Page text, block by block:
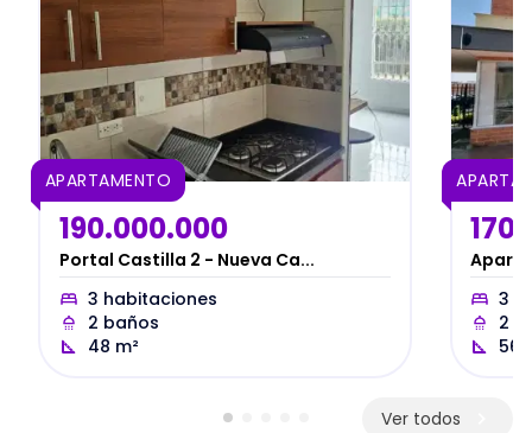
APARTAMENTO
190.000.000
Portal Castilla 2 - Nueva Ca...
3 habitaciones
2 baños
48 m²
3
2
56
Ver todos